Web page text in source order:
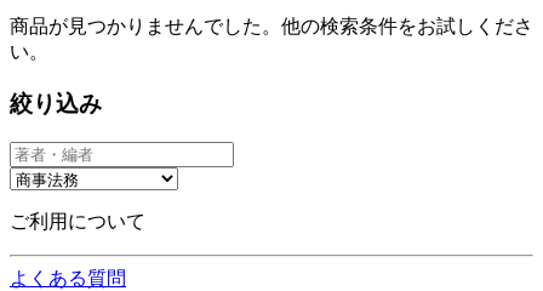
商品が見つかりませんでした。他の検索条件をお試しくださ
い。
絞り込み
ご利用について
よくある質問